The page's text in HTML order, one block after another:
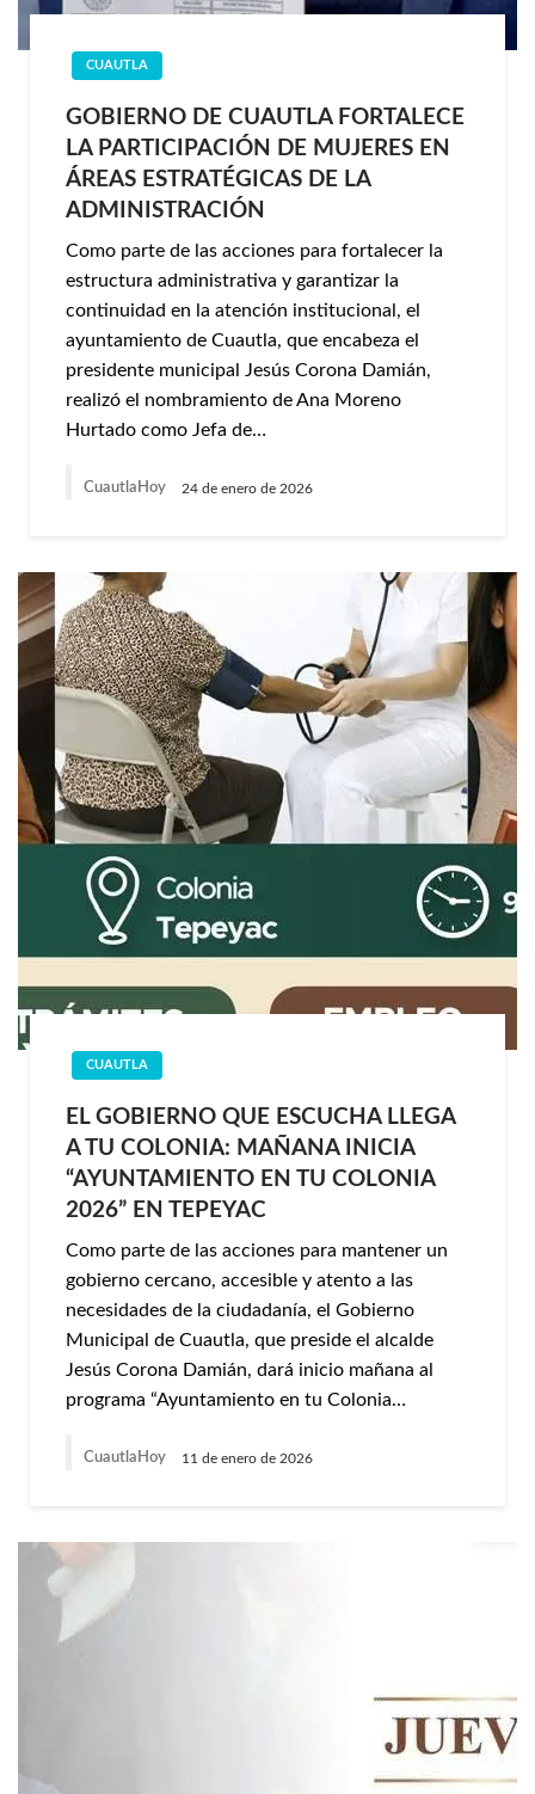
CUAUTLA
GOBIERNO DE CUAUTLA FORTALECE
LA PARTICIPACIÓN DE MUJERES EN
ÁREAS ESTRATÉGICAS DE LA
ADMINISTRACIÓN
Como parte de las acciones para fortalecer la
estructura administrativa y garantizar la
continuidad en la atención institucional, el
ayuntamiento de Cuautla, que encabeza el
presidente municipal Jesús Corona Damián,
realizó el nombramiento de Ana Moreno
Hurtado como Jefa de…
CuautlaHoy 24 de enero de 2026
CUAUTLA
EL GOBIERNO QUE ESCUCHA LLEGA
A TU COLONIA: MAÑANA INICIA
“AYUNTAMIENTO EN TU COLONIA
2026” EN TEPEYAC
Como parte de las acciones para mantener un
gobierno cercano, accesible y atento a las
necesidades de la ciudadanía, el Gobierno
Municipal de Cuautla, que preside el alcalde
Jesús Corona Damián, dará inicio mañana al
programa “Ayuntamiento en tu Colonia…
CuautlaHoy 11 de enero de 2026